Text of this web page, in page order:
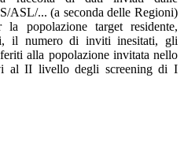
ASL/... (a seconda delle Regioni)
popolazione target residente,
il numero di inviti inesitati, gli
alla popolazione invitata nello
al II livello degli screening di I